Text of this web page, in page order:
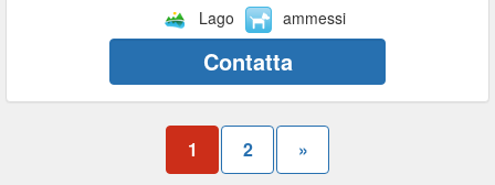
Lago
ammessi
Contatta
1 2 »